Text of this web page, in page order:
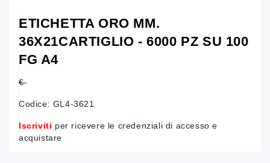
ETICHETTA ORO MM.
36X21CARTIGLIO - 6000 PZ SU 100
FG A4
€
Codice: GL4-3621
Iscriviti per ricevere le credenziali di accesso e
acquistare